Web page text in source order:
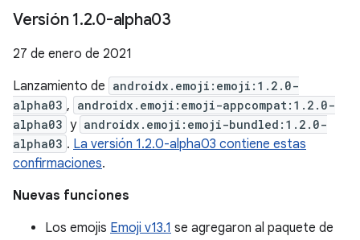
Versión 1.2.0-alpha03
27 de enero de 2021
Lanzamiento de androidx.emoji:emoji:1.2.0-
alpha03 , androidx.emoji:emoji-appcompat:1.2.0-
alpha03 y androidx.emoji:emoji-bundled:1.2.0-
alpha03 . La versión 1.2.0-alpha03 contiene estas
confirmaciones.
Nuevas funciones
Los emojis Emoji v13.1 se agregaron al paquete de